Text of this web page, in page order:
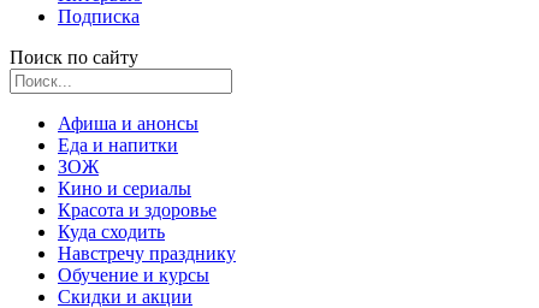
Подписка
Поиск по сайту
Афиша и анонсы
Еда и напитки
ЗОЖ
Кино и сериалы
Красота и здоровье
Куда сходить
Навстречу празднику
Обучение и курсы
Скидки и акции